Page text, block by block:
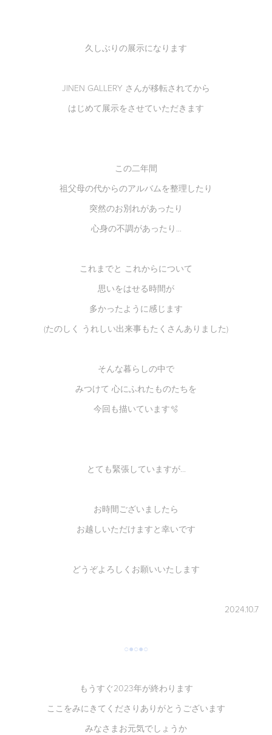
久しぶりの展示になります
JINEN GALLERY さんが移転されてから
はじめて展示をさせていただきます
この二年間
祖父母の代からのアルバムを整理したり
突然のお別れがあったり
心身の不調があったり...
これまでと これからについて
思いをはせる時間が
多かったように感じます
(たのしく うれしい出来事もたくさんありました)
そんな暮らしの中で
みつけて 心にふれたものたちを
今回も描いています🫧
とても緊張していますが...
お時間ございましたら
お越しいただけますと幸いです
どうぞよろしくお願いいたします
2024.10.7
○●○●○
もうすぐ2023年が終わります
ここをみにきてくださりありがとうございます
みなさまお元気でしょうか